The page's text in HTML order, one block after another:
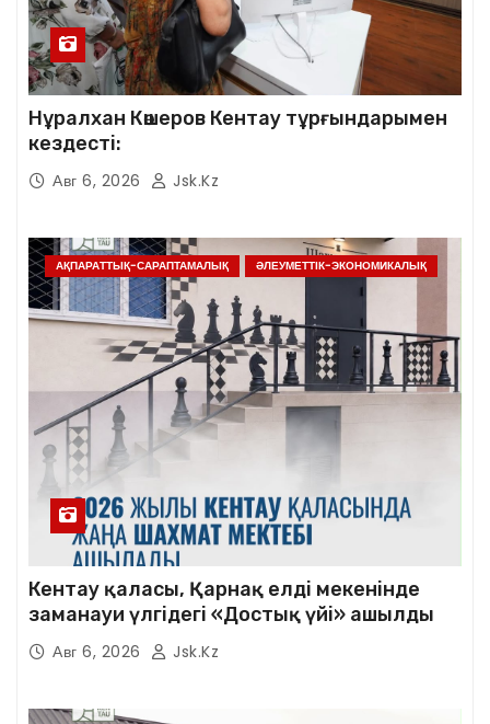
Нұралхан Көшеров Кентау тұрғындарымен
кездесті:
Авг 6, 2026 Jsk.kz
АҚПАРАТТЫҚ-САРАПТАМАЛЫҚ ӘЛЕУМЕТТІК-ЭКОНОМИКАЛЫҚ
Кентау қаласы, Қарнақ елді мекенінде
заманауи үлгідегі «Достық үйі» ашылды
Авг 6, 2026 Jsk.kz